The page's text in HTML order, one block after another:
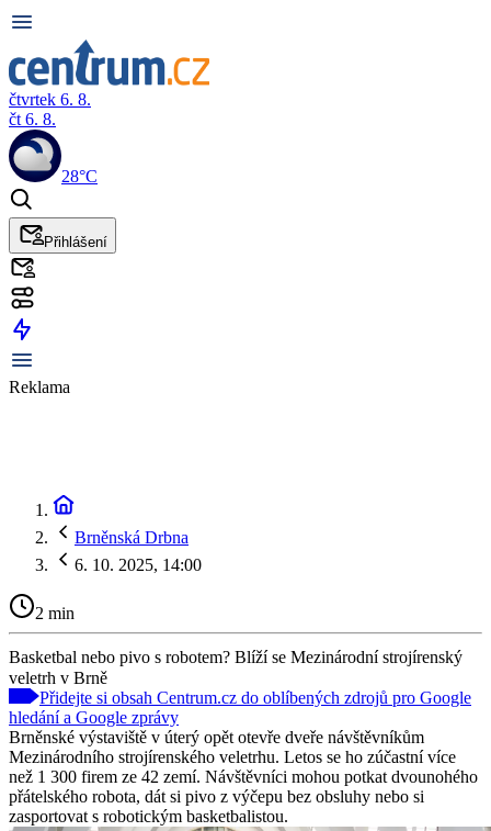
čtvrtek 6. 8.
čt 6. 8.
28°C
Přihlášení
Reklama
Brněnská Drbna
6. 10. 2025, 14:00
2 min
Basketbal nebo pivo s robotem? Blíží se Mezinárodní strojírenský
veletrh v Brně
Přidejte si obsah Centrum.cz do oblíbených zdrojů pro Google
hledání a Google zprávy
Brněnské výstaviště v úterý opět otevře dveře návštěvníkům
Mezinárodního strojírenského veletrhu. Letos se ho zúčastní více
než 1 300 firem ze 42 zemí. Návštěvníci mohou potkat dvounohého
přátelského robota, dát si pivo z výčepu bez obsluhy nebo si
zasportovat s robotickým basketbalistou.